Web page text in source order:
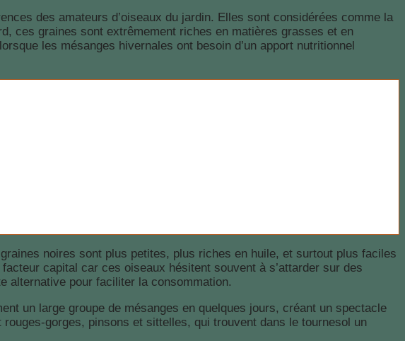
des amateurs d’oiseaux du jardin. Elles sont considérées comme la
ces graines sont extrêmement riches en matières grasses et en
les mésanges hivernales ont besoin d’un apport nutritionnel
noires sont plus petites, plus riches en huile, et surtout plus faciles
capital car ces oiseaux hésitent souvent à s’attarder sur des
alternative pour faciliter la consommation.
un large groupe de mésanges en quelques jours, créant un spectacle
gorges, pinsons et sittelles, qui trouvent dans le tournesol un